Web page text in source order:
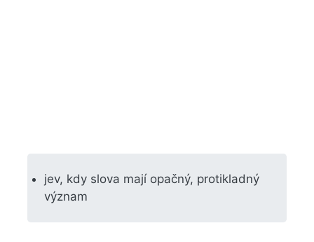
jev, kdy slova mají opačný, protikladný
význam